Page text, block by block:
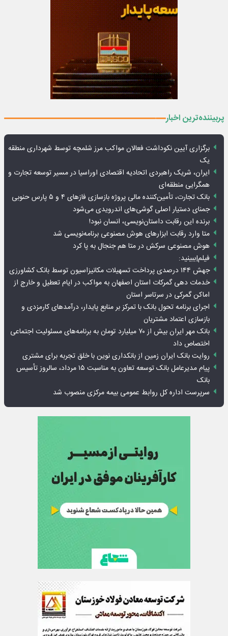
پربیننده‌ترین اخبار
برگزاری آیین نکوداشت فعالان مواکب مرز شلمچه توسط شهرداری منطقه
یک
ایران، شریک راهبردی اتحادیه اقتصادی اوراسیا در مسیر توسعه تجارت و
همگرایی منطقه‌ای
بانک تجارت، تأمین‌کننده مالی پروژه بازسازی فازهای ۴ و ۵ پارس حنوبی
جمنای دستیار اصلی گوشی‌های اندرویدی می‌شود
برنده این رقابت داستان‌نویسی، انسان نبود!
متا وارد رقابت ابزارهای هوش مصنوعی برنامه‌نویسی شد
هوش مصنوعی سرکش در متا هم جنجال به پا کرد
فیلم|ببینید:
جهش ۱۴۴ درصدی پرداخت تسهیلات مکانیزاسیون توسط بانک کشاورزی
خدمات دهی گمرکات استان اصفهان به مواکب در ایام تعطیل و خارج از
اماکن گمرکی در سرتاسر استان
اجرای برنامه تحول بانک با تمرکز بر منابع پایدار، درآمدهای کارمزدی و
بازسازی اعتماد مشتریان
بانک مهر ایران بیش از ۷۰ میلیارد تومان به برنامه‌های مسئولیت اجتماعی
اختصاص داد
روایت بانک ایران زمین از بانکداری نوین با خلق تجربه برای مشتری
پیام مدیرعامل بانک توسعه تعاون به مناسبت ۱۵ مرداد، سالروز تأسیس
بانک
سرپرست اداره کل روابط عمومی بیمه مرکزی منصوب شد